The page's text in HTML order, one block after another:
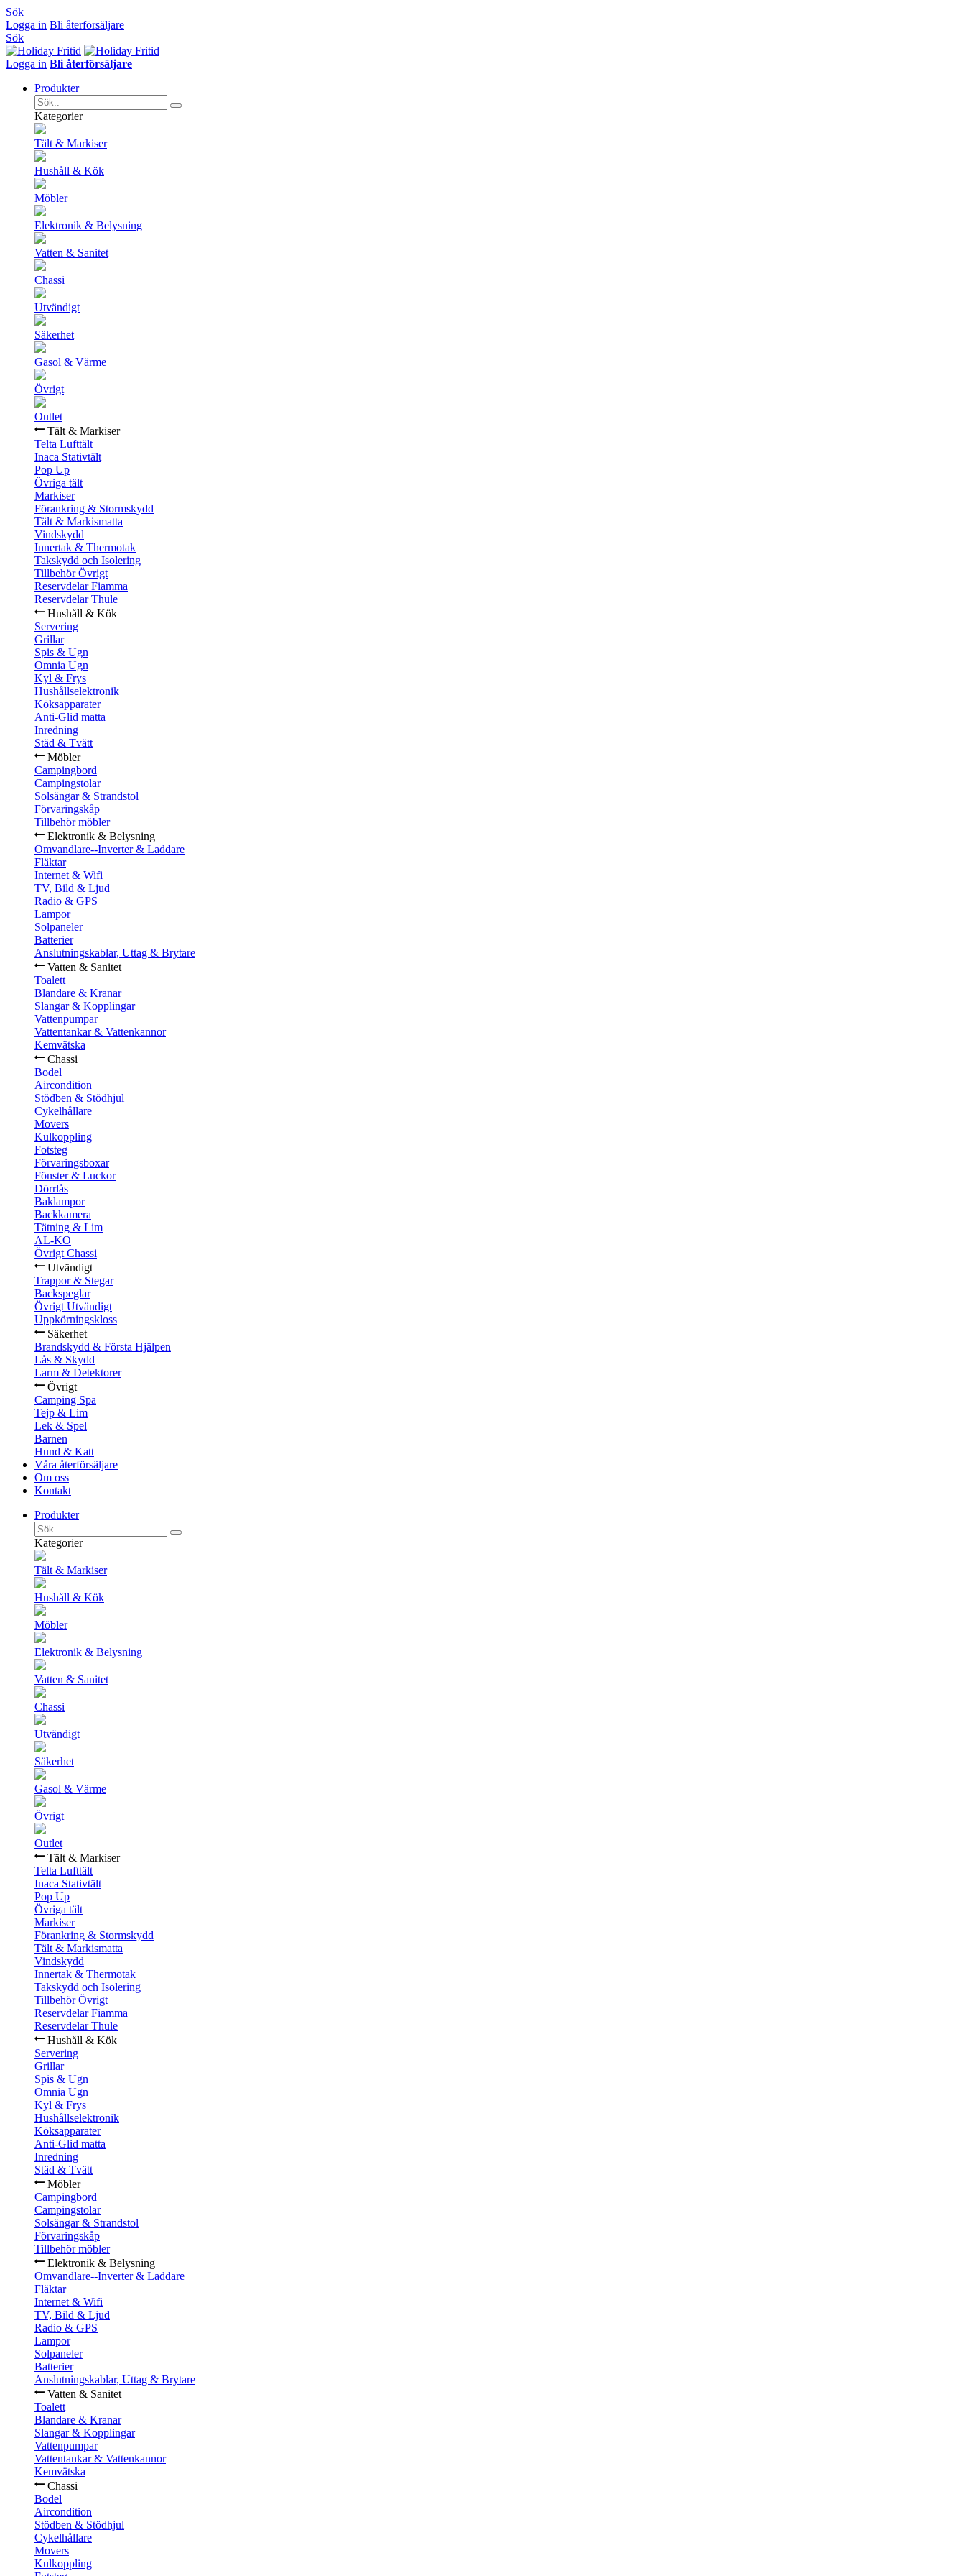
Sök
Logga in Bli återförsäljare
Sök
Logga in Bli återförsäljare
Produkter
Kategorier
Tält & Markiser
Hushåll & Kök
Möbler
Elektronik & Belysning
Vatten & Sanitet
Chassi
Utvändigt
Säkerhet
Gasol & Värme
Övrigt
Outlet
Tält & Markiser
Telta Lufttält
Inaca Stativtält
Pop Up
Övriga tält
Markiser
Förankring & Stormskydd
Tält & Markismatta
Vindskydd
Innertak & Thermotak
Takskydd och Isolering
Tillbehör Övrigt
Reservdelar Fiamma
Reservdelar Thule
Hushåll & Kök
Servering
Grillar
Spis & Ugn
Omnia Ugn
Kyl & Frys
Hushållselektronik
Köksapparater
Anti-Glid matta
Inredning
Städ & Tvätt
Möbler
Campingbord
Campingstolar
Solsängar & Strandstol
Förvaringskåp
Tillbehör möbler
Elektronik & Belysning
Omvandlare--Inverter & Laddare
Fläktar
Internet & Wifi
TV, Bild & Ljud
Radio & GPS
Lampor
Solpaneler
Batterier
Anslutningskablar, Uttag & Brytare
Vatten & Sanitet
Toalett
Blandare & Kranar
Slangar & Kopplingar
Vattenpumpar
Vattentankar & Vattenkannor
Kemvätska
Chassi
Bodel
Aircondition
Stödben & Stödhjul
Cykelhållare
Movers
Kulkoppling
Fotsteg
Förvaringsboxar
Fönster & Luckor
Dörrlås
Baklampor
Backkamera
Tätning & Lim
AL-KO
Övrigt Chassi
Utvändigt
Trappor & Stegar
Backspeglar
Övrigt Utvändigt
Uppkörningskloss
Säkerhet
Brandskydd & Första Hjälpen
Lås & Skydd
Larm & Detektorer
Övrigt
Camping Spa
Tejp & Lim
Lek & Spel
Barnen
Hund & Katt
Våra återförsäljare
Om oss
Kontakt
Produkter
Kategorier
Tält & Markiser
Hushåll & Kök
Möbler
Elektronik & Belysning
Vatten & Sanitet
Chassi
Utvändigt
Säkerhet
Gasol & Värme
Övrigt
Outlet
Tält & Markiser
Telta Lufttält
Inaca Stativtält
Pop Up
Övriga tält
Markiser
Förankring & Stormskydd
Tält & Markismatta
Vindskydd
Innertak & Thermotak
Takskydd och Isolering
Tillbehör Övrigt
Reservdelar Fiamma
Reservdelar Thule
Hushåll & Kök
Servering
Grillar
Spis & Ugn
Omnia Ugn
Kyl & Frys
Hushållselektronik
Köksapparater
Anti-Glid matta
Inredning
Städ & Tvätt
Möbler
Campingbord
Campingstolar
Solsängar & Strandstol
Förvaringskåp
Tillbehör möbler
Elektronik & Belysning
Omvandlare--Inverter & Laddare
Fläktar
Internet & Wifi
TV, Bild & Ljud
Radio & GPS
Lampor
Solpaneler
Batterier
Anslutningskablar, Uttag & Brytare
Vatten & Sanitet
Toalett
Blandare & Kranar
Slangar & Kopplingar
Vattenpumpar
Vattentankar & Vattenkannor
Kemvätska
Chassi
Bodel
Aircondition
Stödben & Stödhjul
Cykelhållare
Movers
Kulkoppling